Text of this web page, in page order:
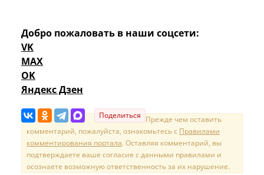
Добро пожаловать в наши соцсети:
VK
MAX
OK
Яндекс Дзен
Поделиться Прежде чем оставить
комментарий, пожалуйста, ознакомьтесь с Правилами
комментирования портала. Оставляя комментарий, вы
подтверждаете ваше согласие с данными правилами и
осознаете возможную ответственность за их нарушение.